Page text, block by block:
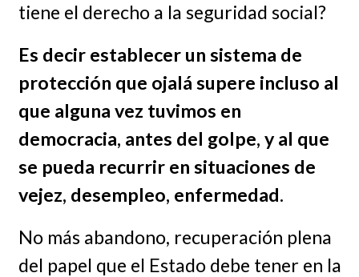
tiene el derecho a la seguridad social?
Es decir establecer un sistema de
protección que ojalá supere incluso al
que alguna vez tuvimos en
democracia, antes del golpe, y al que
se pueda recurrir en situaciones de
vejez, desempleo, enfermedad.
No más abandono, recuperación plena
del papel que el Estado debe tener en la